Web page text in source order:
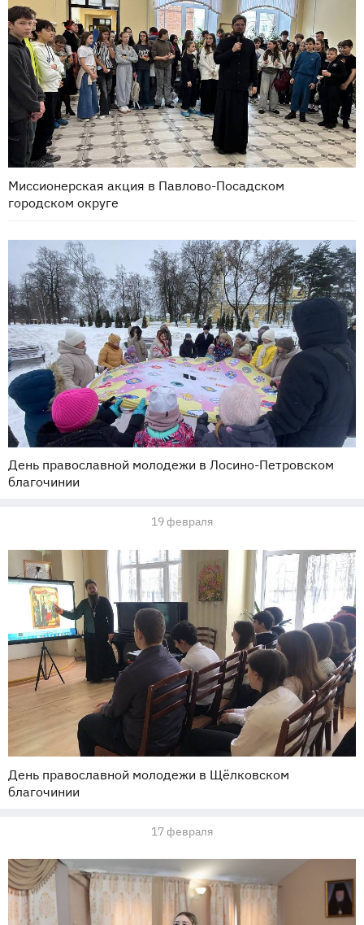
Миссионерская акция в Павлово-Посадском
городском округе
День православной молодежи в Лосино-Петровском
благочинии
19 февраля
День православной молодежи в Щёлковском
благочинии
17 февраля